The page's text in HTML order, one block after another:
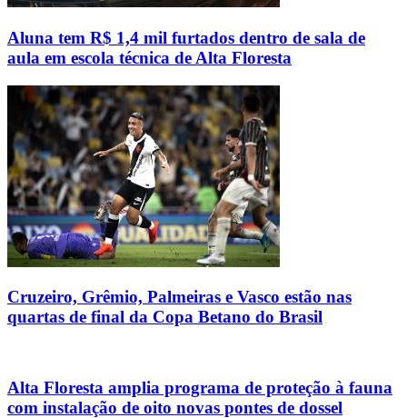
Aluna tem R$ 1,4 mil furtados dentro de sala de
aula em escola técnica de Alta Floresta
Cruzeiro, Grêmio, Palmeiras e Vasco estão nas
quartas de final da Copa Betano do Brasil
Alta Floresta amplia programa de proteção à fauna
com instalação de oito novas pontes de dossel